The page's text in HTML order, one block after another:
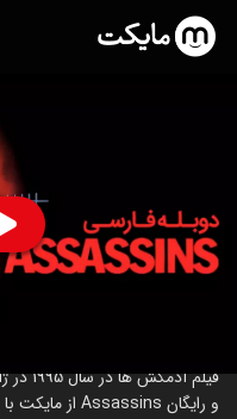
فیلم آدمکش ها با دوبله
ساخت فرانسه سال 1995
رده
اکشن
جنایی
فیلم
و رایگان Assassins از مایکت با دوبله بدون نیاز به دانلود.